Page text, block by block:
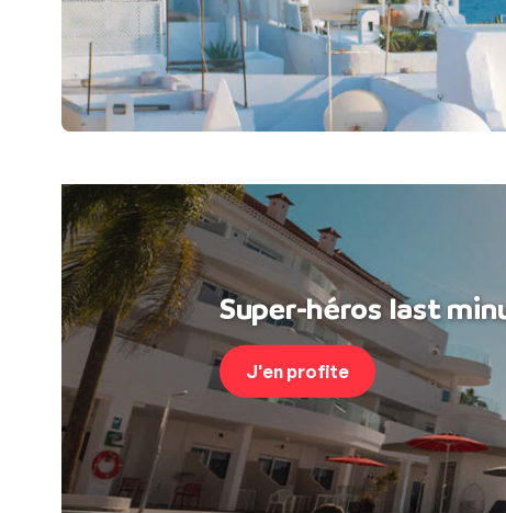
Super-héros last
J'en profite